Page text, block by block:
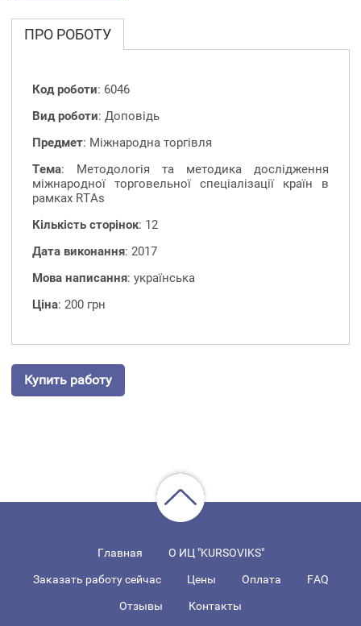
ПРО РОБОТУ
Код роботи: 6046
Вид роботи: Доповідь
Предмет: Міжнародна торгівля
Тема: Методологія та методика дослідження
міжнародної торговельної спеціалізації країн в
рамках RTAs
Кількість сторінок: 12
Дата виконання: 2017
Мова написання: українська
Ціна: 200 грн
Купить работу
Главная О ИЦ "KURSOVIKS"
Заказать работу сейчас Цены Оплата FAQ
Отзывы Контакты